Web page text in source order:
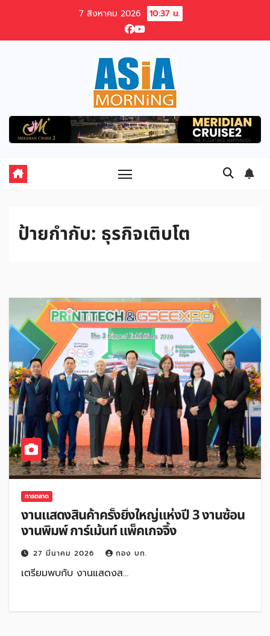
content
7 สิงหาคม 2026 10:37 น.
ป้ายกำกับ: ธุรกิจเติบโต
การตลาด
งานแสดงสินค้าครั้งยิ่งใหญ่แห่งปี 3 งานซ้อน
งานพิมพ์ การ์เม้นท์ แพ็คเกจจิ้ง
27 มีนาคม 2026 กอง บก.
เตรียมพบกับ งานแสดงส…